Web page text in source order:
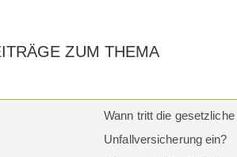
ZUM THEMA
Wann tritt die gesetzliche
Unfallversicherung ein?